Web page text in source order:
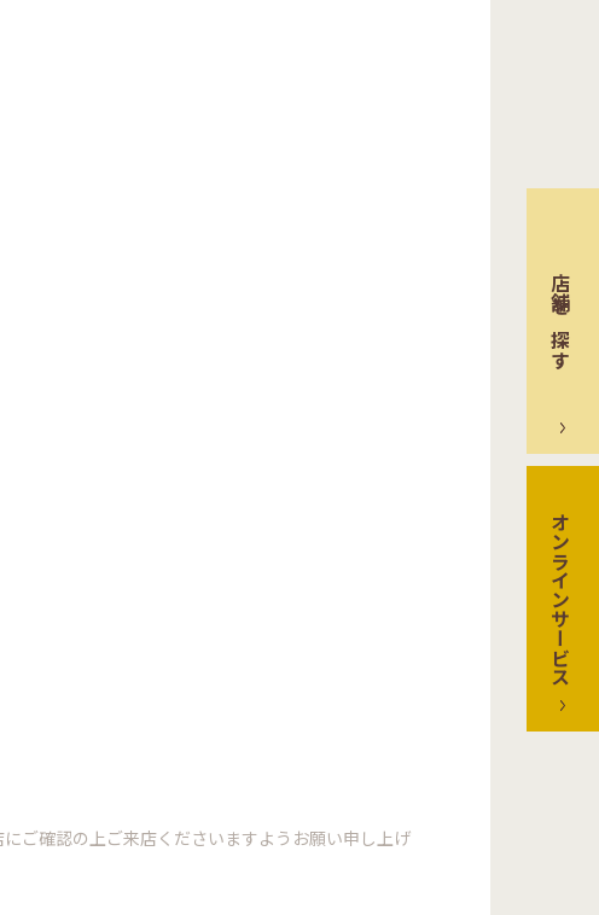
店舗を探す
オンラインサービス
ご確認の上ご来店くださいますようお願い申し上げ